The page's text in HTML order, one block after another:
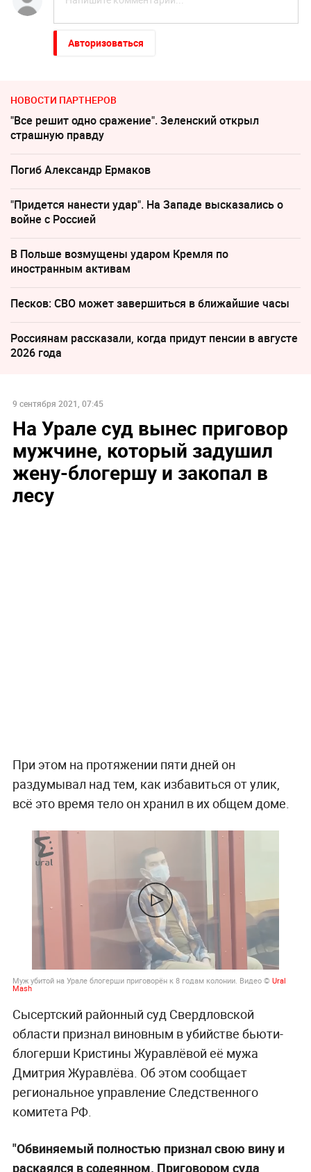
Авторизоваться
НОВОСТИ ПАРТНЕРОВ
"Все решит одно сражение". Зеленский открыл
страшную правду
Погиб Александр Ермаков
"Придется нанести удар". На Западе высказались о
войне с Россией
В Польше возмущены ударом Кремля по
иностранным активам
Песков: СВО может завершиться в ближайшие часы
Россиянам рассказали, когда придут пенсии в августе
2026 года
9 сентября 2021, 07:45
На Урале суд вынес приговор
мужчине, который задушил
жену-блогершу и закопал в
лесу
При этом на протяжении пяти дней он
раздумывал над тем, как избавиться от улик,
всё это время тело он хранил в их общем доме.
Муж убитой на Урале блогерши приговорён к 8 годам колонии. Видео © Ural
Mash
Сысертский районный суд Свердловской
области признал виновным в убийстве бьюти-
блогерши Кристины Журавлёвой её мужа
Дмитрия Журавлёва. Об этом сообщает
региональное управление Следственного
комитета РФ.
"Обвиняемый полностью признал свою вину и
раскаялся в содеянном. Приговором суда